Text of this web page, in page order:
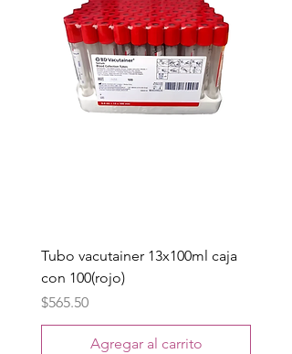
Tubo vacutainer 13x100ml caja
con 100(rojo)
Precio
$565.50
Agregar al carrito